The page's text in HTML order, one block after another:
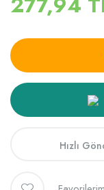
Hızlı